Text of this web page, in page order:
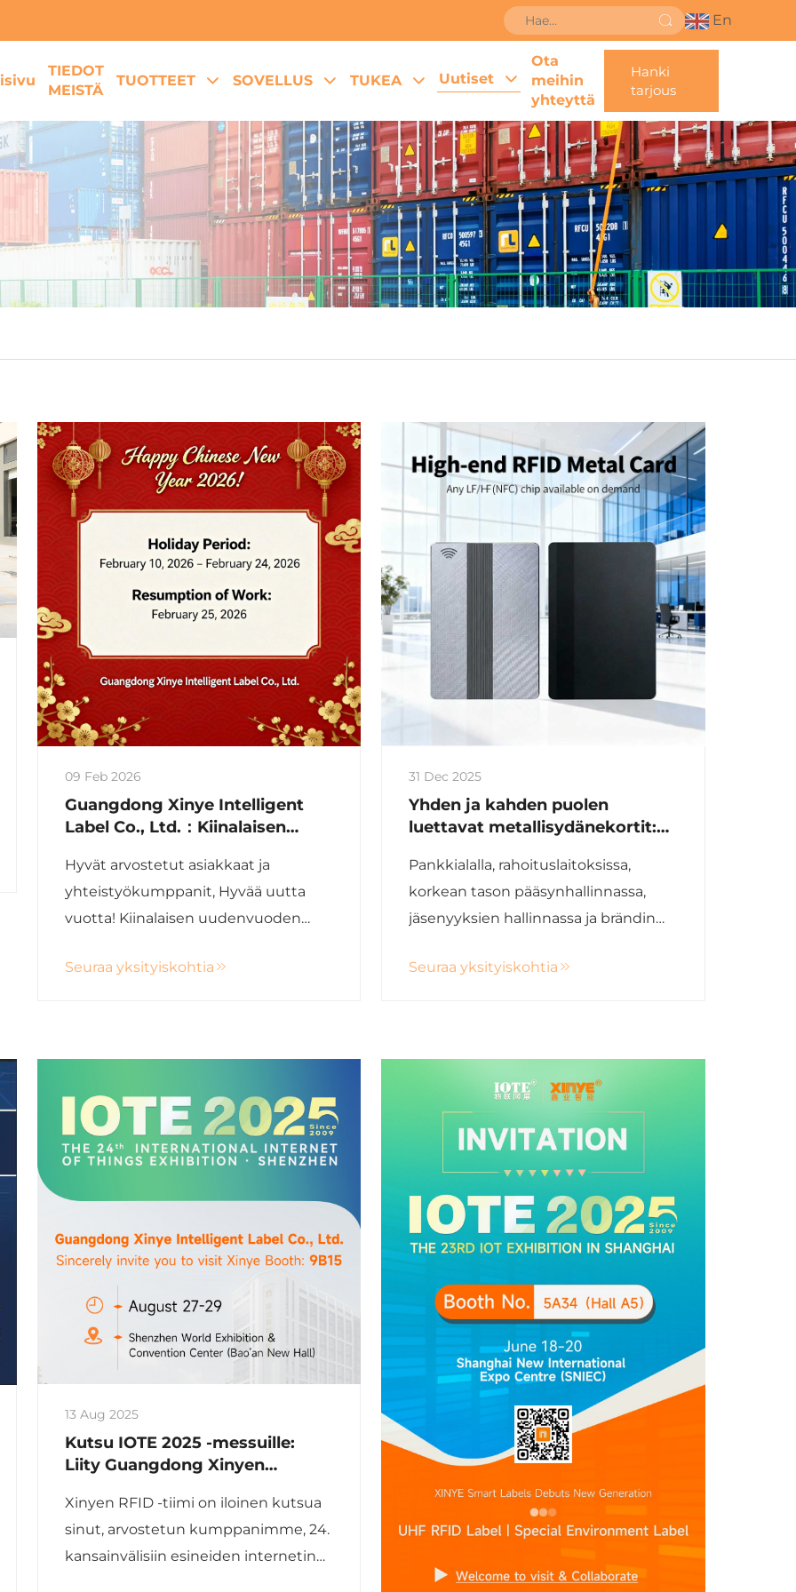
En
TIEDOT
MEISTÄ
TUOTTEET SOVELLUS TUKEA Uutiset
Ota
meihin
yhteyttä
Hanki
tarjous
09 Feb 2026
Guangdong Xinye Intelligent
Label Co., Ltd.：Kiinalaisen
2026
Hyvät arvostetut asiakkaat ja
yhteistyökumppanit, Hyvää uutta
vuotta! Kiinalaisen uudenvuoden
vilpittömästi jatkuvasta
Seuraa yksityiskohtia
31 Dec 2025
Yhden ja kahden puolen
luettavat metallisydänekortit:
Pankkialalla, rahoituslaitoksissa,
korkean tason pääsynhallinnassa,
jäsenyyksien hallinnassa ja brändin
pitkään symboloineet arvostusta ja
Seuraa yksityiskohtia
13 Aug 2025
Kutsu IOTE 2025 -messuille:
Liity Guangdong Xinyen
innovaatioiden saralla
Xinyen RFID -tiimi on iloinen kutsua
sinut, arvostetun kumppanimme, 24.
kansainvälisiin esineiden internetin